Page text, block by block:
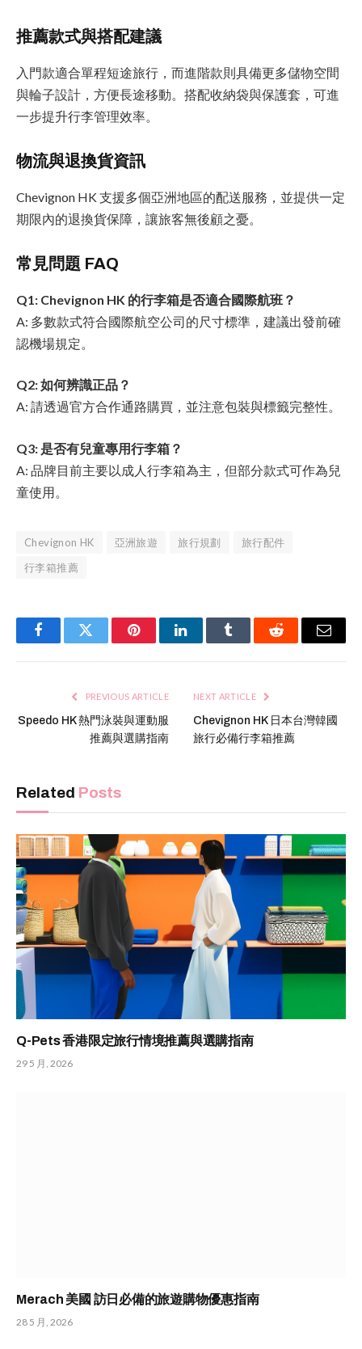
推薦款式與搭配建議
入門款適合單程短途旅行，而進階款則具備更多儲物空間
與輪子設計，方便長途移動。搭配收納袋與保護套，可進
一步提升行李管理效率。
物流與退換貨資訊
Chevignon HK 支援多個亞洲地區的配送服務，並提供一定
期限內的退換貨保障，讓旅客無後顧之憂。
常見問題 FAQ
Q1: Chevignon HK 的行李箱是否適合國際航班？
A: 多數款式符合國際航空公司的尺寸標準，建議出發前確
認機場規定。
Q2: 如何辨識正品？
A: 請透過官方合作通路購買，並注意包裝與標籤完整性。
Q3: 是否有兒童專用行李箱？
A: 品牌目前主要以成人行李箱為主，但部分款式可作為兒
童使用。
Chevignon HK 亞洲旅遊 旅行規劃
旅行配件
行李箱推薦
FacebookTwitter PinterestLinkedInTumblr Reddit Email
PREVIOUS ARTICLE
Speedo HK 熱門泳裝與運動服
推薦與選購指南
NEXT ARTICLE
Chevignon HK 日本台灣韓國
旅行必備行李箱推薦
Related Posts
Q-Pets 香港限定旅行情境推薦與選購指南
29 5 月, 2026
Merach 美國 訪日必備的旅遊購物優惠指南
28 5 月, 2026